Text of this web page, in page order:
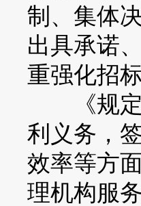
制、集体
出具承诺
重强化招
《规定
利义务，
效率等方
理机构服